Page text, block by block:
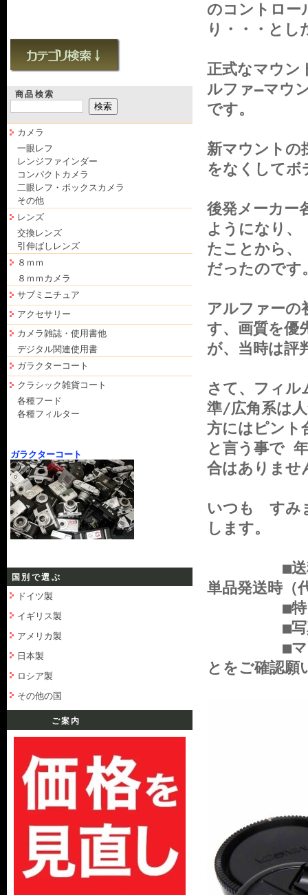
商品検索
カメラ
一眼レフ
レンジファインダー
コンパクトカメラ
二眼レフ・ボックスカメラ
その他
レンズ
交換レンズ
引伸ばしレンズ
８ｍｍ
８ｍｍカメラ
サブミニチュア
アクセサリー
カメラ雑誌・使用書他
デジタル関連使用書
ガラクターコート
クラシック雑貨コート
各種フード
各種フィルター
ガラクターコート
国別で選ぶ
ドイツ製
イギリス製
アメリカ製
日本製
ロシア製
その他の国
ご案内
のコントロー
り・・・と
正式なマウン
ルファ―マウ
です。
新マウントの
をなくして
後発メーカー
ようになり
たことから、
だったのです
アルファーの
す、画質を優
が、当時は評
さて、フィル
準/広角系は
方にはピント
と言う事で
合はありませ
いつも すみ
します。
■送料全国
単品発送時（
■特に目立
■写真の
■マウント
とをご確認願